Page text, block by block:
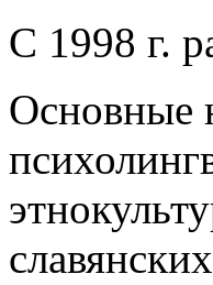
С 1998 г.
Основные